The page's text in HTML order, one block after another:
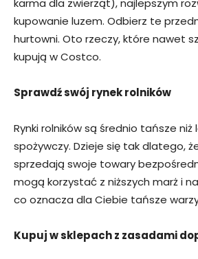
karma dla zwierząt), najlepszym
kupowanie luzem. Odbierz te
hurtowni. Oto rzeczy, które nawet
kupują w Costco.
Sprawdź swój rynek rolników
Rynki rolników są średnio tańsze niż
spożywczy. Dzieje się tak dlatego,
sprzedają swoje towary
mogą korzystać z niższych marż i
co oznacza dla Ciebie tańsze
Kupuj w sklepach z zasadami